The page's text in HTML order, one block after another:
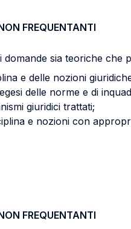
FREQUENTANTI
sia teoriche
e delle nozioni
delle norme e di
giuridici trattati;
e nozioni con
FREQUENTANTI